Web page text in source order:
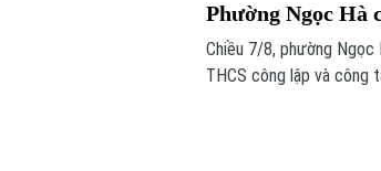
Phường Ngọc Hà
Chiều 7/8, phường
THCS công lập và công